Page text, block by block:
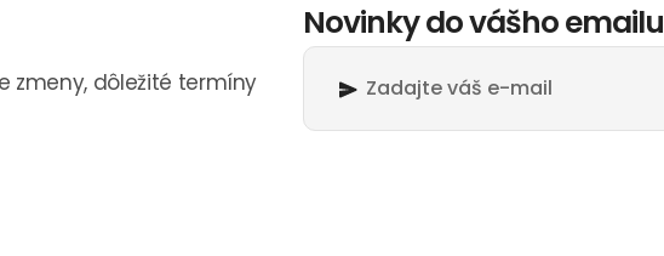
zmeny, dôležité termíny
Novinky do vášho emailu